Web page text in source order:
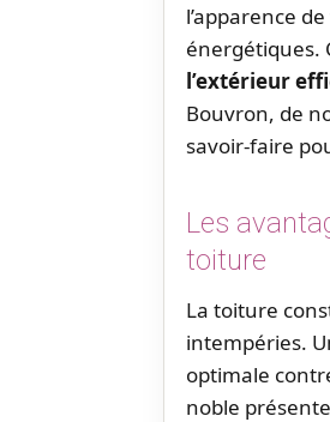
l’apparence
énergétiques.
l’extérieur
Bouvron, de
savoir-faire
Les
toiture
La toiture
intempéries.
optimale
noble